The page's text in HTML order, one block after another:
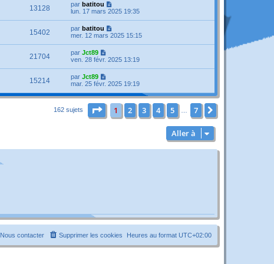
13128 par batitou
lun. 17 mars 2025 19:35
15402 par batitou
mer. 12 mars 2025 15:15
21704 par Jct89
ven. 28 févr. 2025 13:19
15214 par Jct89
mar. 25 févr. 2025 19:19
162 sujets Page sur 7
1 2 3 4 5 7
Aller à
Heures au format UTC+02:00
Supprimer les cookies
Nous contacter